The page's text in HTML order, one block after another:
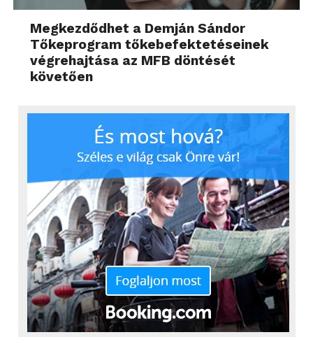
Megkezdődhet a Demján Sándor
Tőkeprogram tőkebefektetéseinek
végrehajtása az MFB döntését
követően